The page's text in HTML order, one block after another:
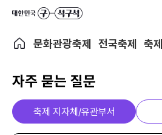
문화관광축제 전국축제 축
자주 묻는 질문
축제 지자체/유관부서